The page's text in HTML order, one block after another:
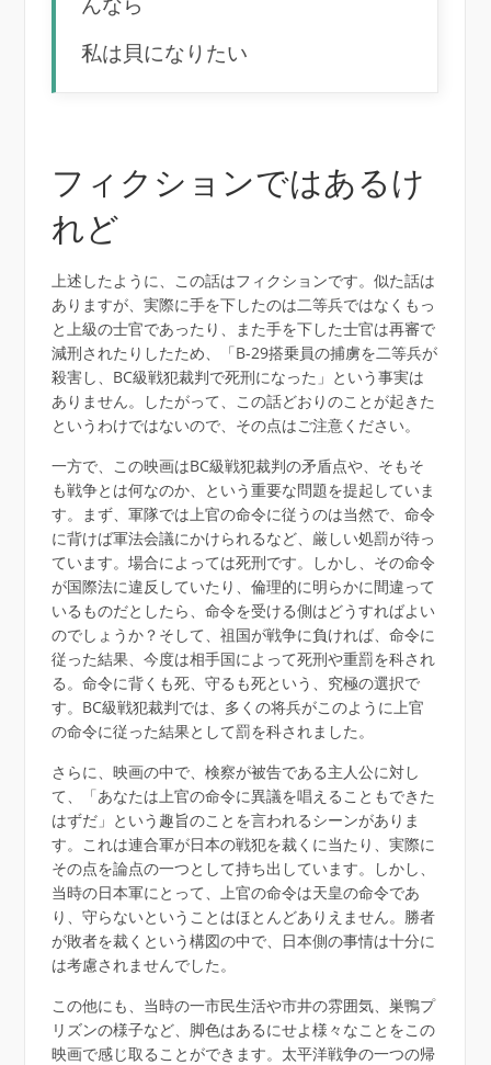
私は貝になりたい
フィクションではあるけ
れど
上述したように、この話はフィクションです。似た話は
ありますが、実際に手を下したのは二等兵ではなくもっ
と上級の士官であったり、また手を下した士官は再審で
減刑されたりしたため、「B-29搭乗員の捕虜を二等兵が
殺害し、BC級戦犯裁判で死刑になった」という事実は
ありません。したがって、この話どおりのことが起きた
というわけではないので、その点はご注意ください。
一方で、この映画はBC級戦犯裁判の矛盾点や、そもそ
も戦争とは何なのか、という重要な問題を提起していま
す。まず、軍隊では上官の命令に従うのは当然で、命令
に背けば軍法会議にかけられるなど、厳しい処罰が待っ
ています。場合によっては死刑です。しかし、その命令
が国際法に違反していたり、倫理的に明らかに間違って
いるものだとしたら、命令を受ける側はどうすればよい
のでしょうか？そして、祖国が戦争に負ければ、命令に
従った結果、今度は相手国によって死刑や重罰を科され
る。命令に背くも死、守るも死という、究極の選択で
す。BC級戦犯裁判では、多くの将兵がこのように上官
の命令に従った結果として罰を科されました。
さらに、映画の中で、検察が被告である主人公に対し
て、「あなたは上官の命令に異議を唱えることもできた
はずだ」という趣旨のことを言われるシーンがありま
す。これは連合軍が日本の戦犯を裁くに当たり、実際に
その点を論点の一つとして持ち出しています。しかし、
当時の日本軍にとって、上官の命令は天皇の命令であ
り、守らないということはほとんどありえません。勝者
が敗者を裁くという構図の中で、日本側の事情は十分に
は考慮されませんでした。
この他にも、当時の一市民生活や市井の雰囲気、巣鴨プ
リズンの様子など、脚色はあるにせよ様々なことをこの
映画で感じ取ることができます。太平洋戦争の一つの帰